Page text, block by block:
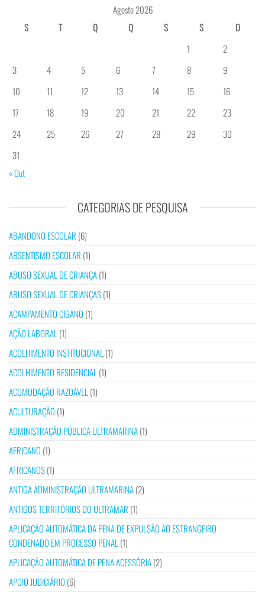
Agosto 2026
S
T Q Q S S
D
1
2
3
4 5 6 7 8
9
10
11 12 13 14 15
16
17
18 19 20 21 22
23
24
25 26 27 28 29
30
31
« Out
CATEGORIAS DE PESQUISA
ABANDONO ESCOLAR (6)
ABSENTISMO ESCOLAR (1)
ABUSO SEXUAL DE CRIANÇA(1)
ABUSO SEXUAL DE CRIANÇAS(1)
ACAMPAMENTO CIGANO (1)
AÇÃO LABORAL (1)
ACOLHIMENTO INSTITUCIONAL (1)
ACOLHIMENTO RESIDENCIAL (1)
ACOMODAÇÃO RAZOÁVEL (1)
ACULTURAÇÃO (1)
ADMINISTRAÇÃO PÚBLICA ULTRAMARINA(1)
AFRICANO (1)
AFRICANOS(1)
ANTIGA ADMINISTRAÇÃO ULTRAMARINA(2)
ANTIGOS TERRITÓRIOS DO ULTRAMAR (1)
APLICAÇÃO AUTOMÁTICA DA PENA DE EXPULSÃO AO ESTRANGEIRO
CONDENADO EM PROCESSO PENAL (1)
APLICAÇÃO AUTOMÁTICA DE PENA ACESSÓRIA(2)
APOIO JUDICIÁRIO (6)